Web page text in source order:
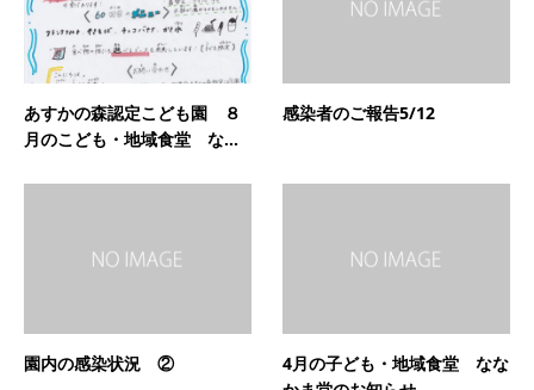
あすかの森認定こども園 ８
月のこども・地域食堂 な...
感染者のご報告5/12
園内の感染状況 ②
4月の子ども・地域食堂 なな